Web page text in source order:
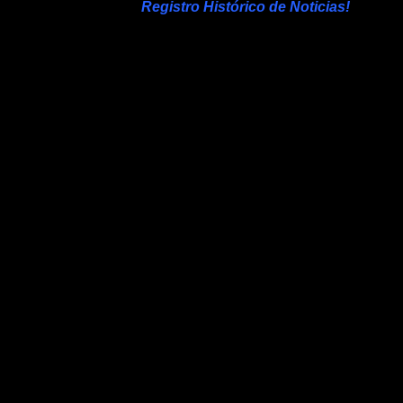
Registro Histórico de Noticias!